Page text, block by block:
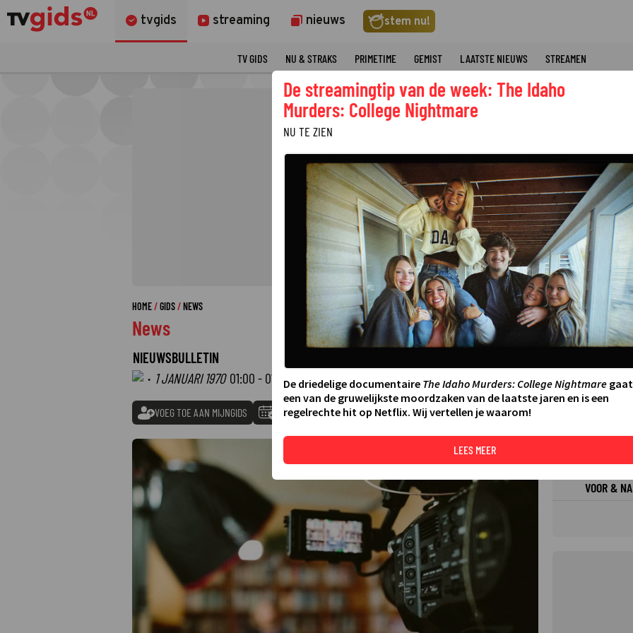
tvgids streaming nieuws stem nu!
TV GIDS NU & STRAKS PRIMETIME GEMIST LAATSTE NIEUWS STREAMEN
HOME GIDS NEWS
News
NIEUWSBULLETIN
· 1 JANUARI 1970 01:00 - 01:00
VOEG TOE AAN MIJNGIDS TOEVOEGEN AAN AGENDA DELEN
FILMS
DE
VOOR &
De streamingtip van de week: The Idaho
Murders: College Nightmare
NU TE ZIEN
De driedelige documentaire The Idaho Murders: College Nightmaregaat
een van de gruwelijkste moordzaken van de laatste jaren en is een
regelrechte hit op Netflix. Wij vertellen je waarom!
LEES MEER